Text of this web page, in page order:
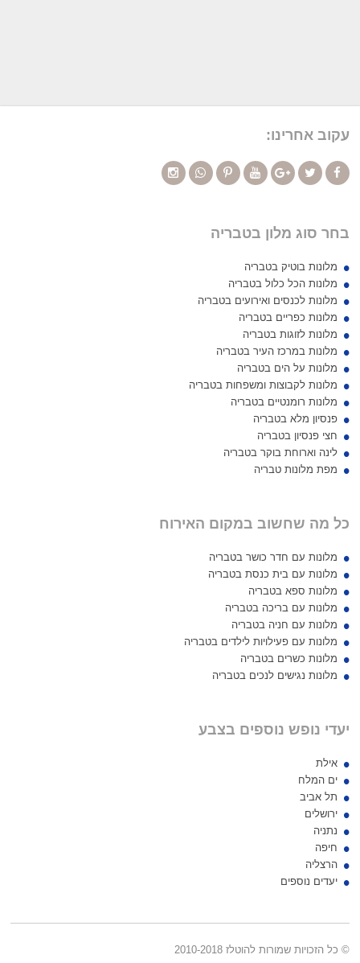
עקוב אחרינו:
בחר סוג מלון בטבריה
מלונות בוטיק בטבריה
מלונות הכל כלול בטבריה
מלונות לכנסים ואירועים בטבריה
מלונות כפריים בטבריה
מלונות לזוגות בטבריה
מלונות במרכז העיר בטבריה
מלונות על הים בטבריה
מלונות לקבוצות ומשפחות בטבריה
מלונות רומנטיים בטבריה
פנסיון מלא בטבריה
חצי פנסיון בטבריה
לינה וארוחת בוקר בטבריה
מפת מלונות טבריה
כל מה שחשוב במקום האירוח
מלונות עם חדר כושר בטבריה
מלונות עם בית כנסת בטבריה
מלונות ספא בטבריה
מלונות עם בריכה בטבריה
מלונות עם חניה בטבריה
מלונות עם פעילויות לילדים בטבריה
מלונות כשרים בטבריה
מלונות נגישים לנכים בטבריה
יעדי נופש נוספים בצבע
אילת
ים המלח
תל אביב
ירושלים
נתניה
חיפה
הרצליה
יעדים נוספים
© כל הזכויות שמורות להוטלז 2010-2018